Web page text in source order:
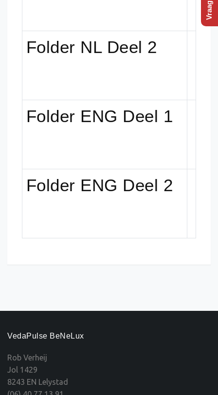
Folder NL Deel 2
Folder ENG Deel 1
Folder ENG Deel 2
VedaPulse BeNeLux
Rob Verheij
Jol 1429
8243 EN Lelystad